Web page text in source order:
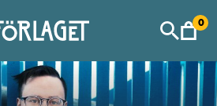
0